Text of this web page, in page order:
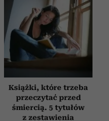
Książki, które trzeba
przeczytać przed
śmiercią. 5 tytułów
z zestawienia